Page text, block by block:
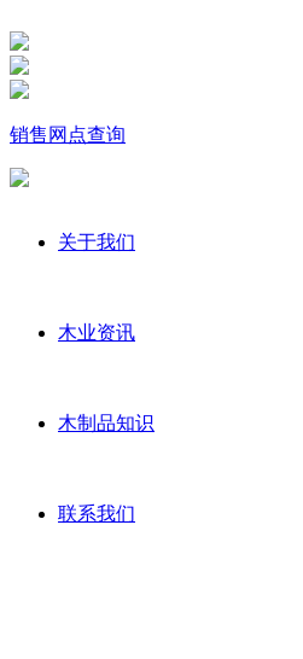
销售网点查询
关于我们
木业资讯
木制品知识
联系我们